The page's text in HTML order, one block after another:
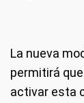
La nueva
permitirá
activar esta